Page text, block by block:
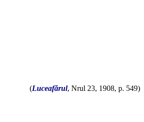
(Luceafărul, Nrul 23, 1908, p. 549)